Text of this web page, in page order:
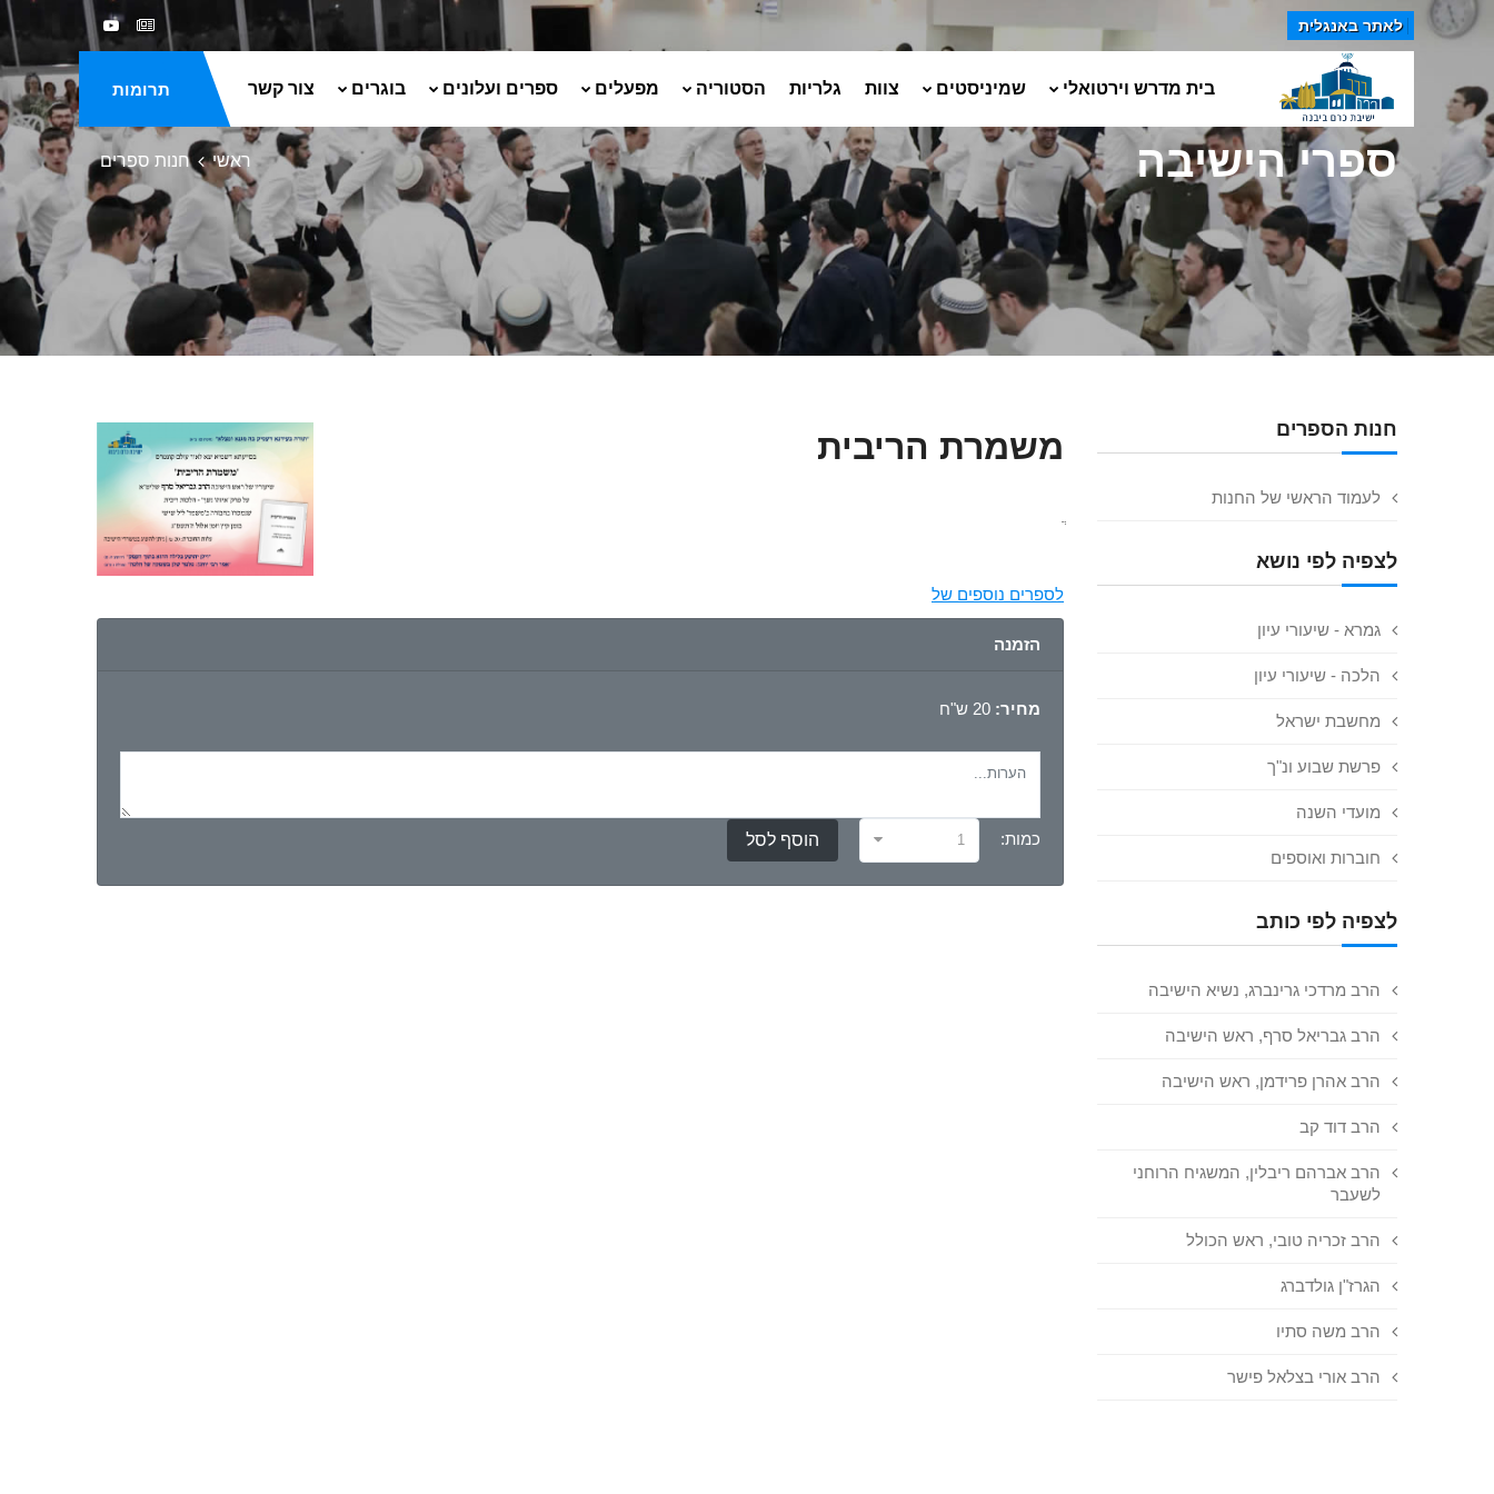
לאתר באנגלית
תרומות בית מדרש וירטואלי שמיניסטים צוות גלריות הסטוריה מפעלים ספרים ועלונים בוגרים צור קשר
ספרי הישיבה ראשי חנות ספרים
חנות הספרים
לעמוד הראשי של החנות
לצפיה לפי נושא
גמרא - שיעורי עיון
הלכה - שיעורי עיון
מחשבת ישראל
פרשת שבוע ונ"ך
מועדי השנה
חוברות ואוספים
לצפיה לפי כותב
הרב מרדכי גרינברג, נשיא הישיבה
הרב גבריאל סרף, ראש הישיבה
הרב אהרן פרידמן, ראש הישיבה
הרב דוד קב
הרב אברהם ריבלין, המשגיח הרוחני
לשעבר
הרב זכריה טובי, ראש הכולל
הגרז"ן גולדברג
הרב משה סתיו
הרב אורי בצלאל פישר
משמרת הריבית
לספרים נוספים של
הזמנה
מחיר:
כמות: 1